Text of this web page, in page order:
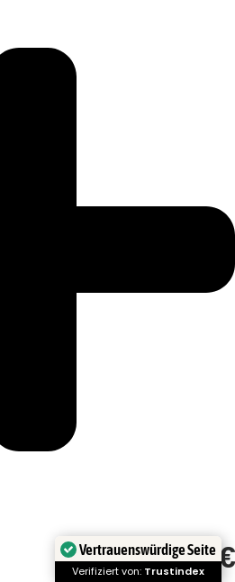
0€
Vertrauenswürdige Seite
Verifiziert von: Trustindex